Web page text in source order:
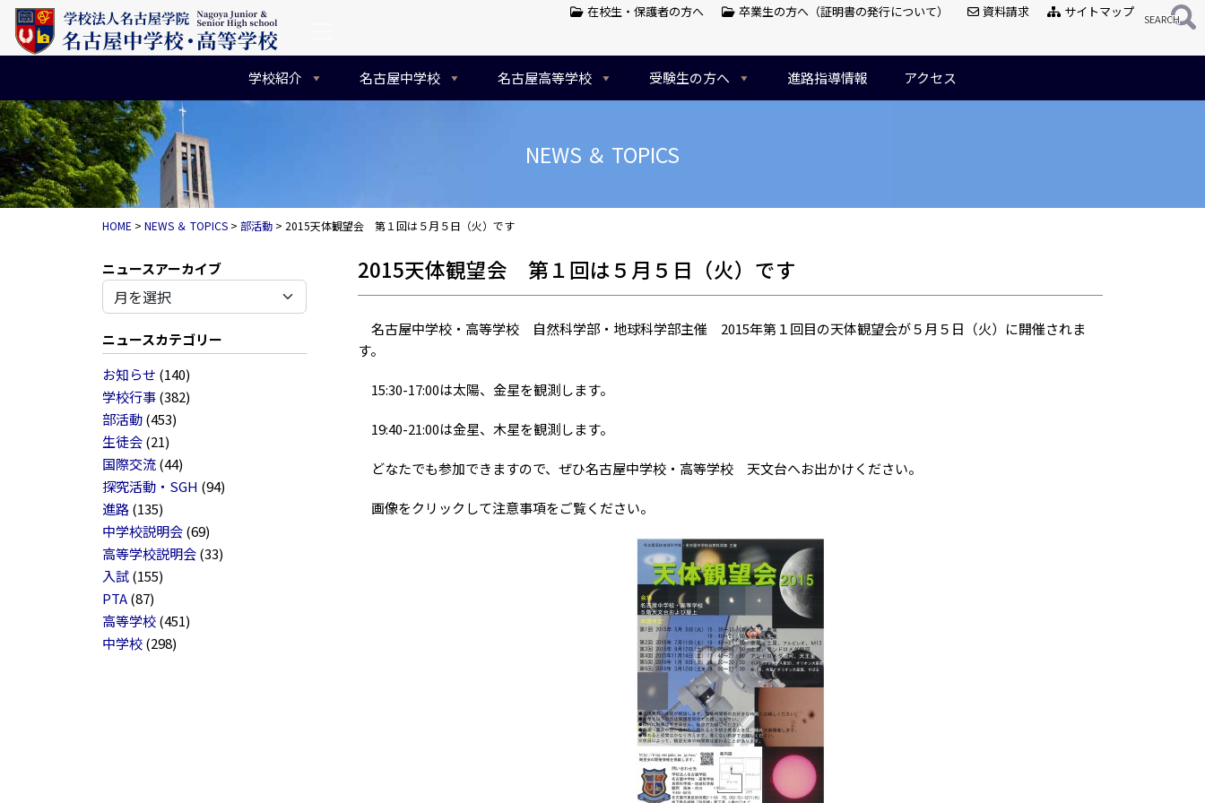
コンテンツへスキップ
メインナビゲーション
学校紹介 名古屋中学校 名古屋高等学校 受験生の方へ 進路指導情報 アクセス
在校生・保護者の方へ 卒業生の方へ（証明書の発行について） 資料請求 サイトマップ
NEWS ＆ TOPICS
HOME > NEWS ＆ TOPICS > 部活動 > 2015天体観望会 第１回は５月５日（火）です
アーカイブ
ニュースカテゴリー
お知らせ (140)
学校行事(382)
部活動(453)
生徒会(21)
国際交流(44)
探究活動・SGH (94)
進路(135)
中学校説明会(69)
高等学校説明会(33)
入試(155)
PTA(87)
高等学校(451)
中学校(298)
2015天体観望会 第１回は５月５日（火）です
名古屋中学校・高等学校 自然科学部・地球科学部主催 2015年第１回目の天体観望会が５月５日（火）に開催されま
す。
15:30-17:00は太陽、金星を観測します。
19:40-21:00は金星、木星を観測します。
どなたでも参加できますので、ぜひ名古屋中学校・高等学校 天文台へお出かけください。
画像をクリックして注意事項をご覧ください。